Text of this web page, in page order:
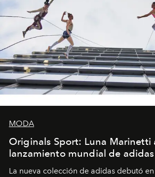
MODA
Originals Sport: Luna Marinetti
lanzamiento mundial de adidas
La nueva colección de adidas debutó